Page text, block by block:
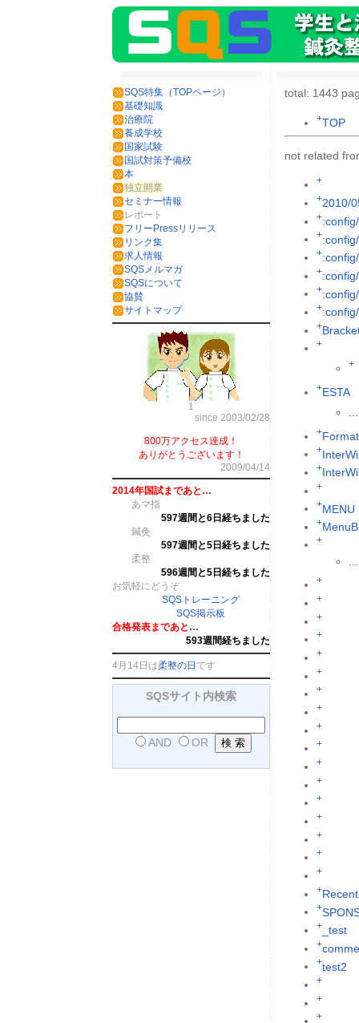
SQS特集（TOPページ）
基礎知識
治療院
養成学校
国家試験
国試対策予備校
本
独立開業
セミナー情報
レポート
フリーPressリリース
リンク集
求人情報
SQSメルマガ
SQSについて
協賛
サイトマップ
1
since 2003/02/28
800万アクセス達成！
ありがとうございます！
2009/04/14
2014年国試まであと…
あマ指
597週間と6日経ちました
鍼灸
597週間と5日経ちました
柔整
596週間と5日経ちました
お気軽にどうぞ
SQSトレーニング
SQS掲示板
合格発表まであと…
593週間経ちました
4月14日は柔整の日 です
SQSサイト内検索
AND OR
total: 1443
+TOP
not related
+
+2010/
+
+
+
+
+
+
+
+
+
+ESTA
+
+
+
+
+MENU
+
+
+
+
+
+
+
+
+
+
+
+
+
+
+
+
+
+
+
+
+
+_test
+
+test2
+
+
+